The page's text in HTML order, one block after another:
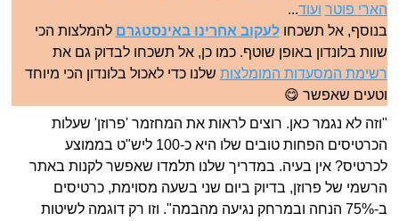
הארי פוטר ועוד...
בנוסף, אל תשכחולעקוב אחרינו באינסטגרם להמלצות הכי
שוות בלונדון באופן שוטף. כמו כן, אל תשכחו לבדוק גם את
רשימת המסעדות המומלצות שלנו כדי לאכול בלונדון הכי מיוחד
וטעים שאפשר 😋
"וזה לא נגמר כאן. רוצים לראות את המחזמר 'פרוזן' שעלות
הכרטיסים הפחות טובים שלו היא כ-100 ליש"ט בממוצע
לכרטיס? אין בעיה. במדריך שלנו תלמדו שאפשר לקנות באתר
הרשמי של פרוזן, בדיוק ביום שני בשעה מסוימת, כרטיסים
ב-75% הנחה ובמרחק נגיעה מהבמה". וזו רק דוגמה לשיטות